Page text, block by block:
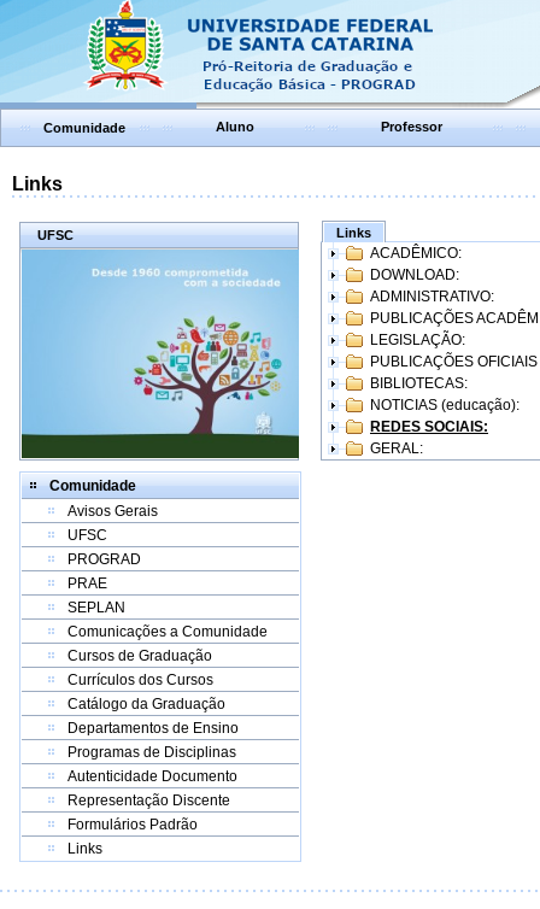
Comunidade Aluno Professor
Links
UFSC
Comunidade
Avisos Gerais
UFSC
PROGRAD
PRAE
SEPLAN
Comunicações a Comunidade
Cursos de Graduação
Currículos dos Cursos
Catálogo da Graduação
Departamentos de Ensino
Programas de Disciplinas
Autenticidade Documento
Representação Discente
Formulários Padrão
Links
Links
ACADÊMICO:
DOWNLOAD:
ADMINISTRATIVO:
PUBLICAÇÕES
LEGISLAÇÃO:
PUBLICAÇÕES
BIBLIOTECAS:
NOTICIAS (educação):
REDES SOCIAIS:
GERAL: